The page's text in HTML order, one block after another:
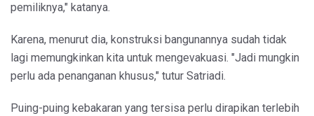
pemiliknya," katanya.
Karena, menurut dia, konstruksi bangunannya sudah tidak
lagi memungkinkan kita untuk mengevakuasi. "Jadi mungkin
perlu ada penanganan khusus," tutur Satriadi.
Puing-puing kebakaran yang tersisa perlu dirapikan terlebih